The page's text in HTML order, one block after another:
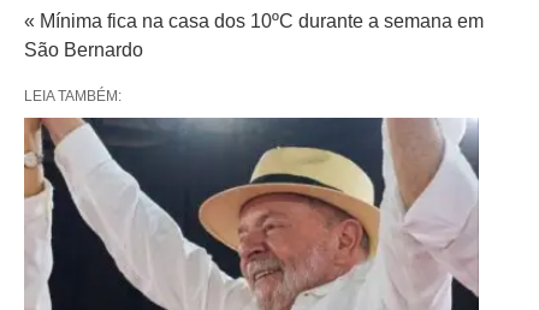
« Mínima fica na casa dos 10ºC durante a semana em
São Bernardo
LEIA TAMBÉM: